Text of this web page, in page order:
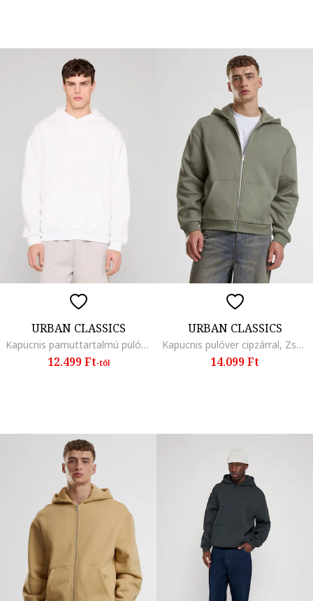
URBAN CLASSICS
Kapucnis pamuttartalmú pulóver kenguruzsebbel, Fehér
12.499 Ft-tól
URBAN CLASSICS
Kapucnis pulóver cipzárral, Zsályazöld
14.099 Ft